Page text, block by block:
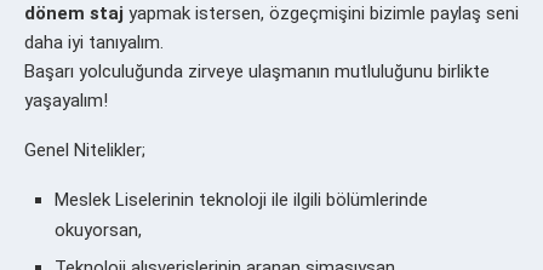
dönem staj yapmak istersen, özgeçmişini bizimle paylaş seni
daha iyi tanıyalım.
Başarı yolculuğunda zirveye ulaşmanın mutluluğunu birlikte
yaşayalım!
Genel Nitelikler;
Meslek Liselerinin teknoloji ile ilgili bölümlerinde
okuyorsan,